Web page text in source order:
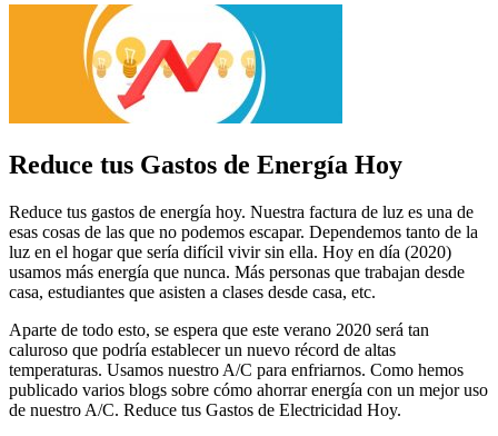
Postpago
Quiénes Somos
Reduce tus Gastos de Energía Hoy
Reduce tus gastos de energía hoy. Nuestra factura de luz es una de
esas cosas de las que no podemos escapar. Dependemos tanto de la
luz en el hogar que sería difícil vivir sin ella. Hoy en día (2020)
usamos más energía que nunca. Más personas que trabajan desde
casa, estudiantes que asisten a clases desde casa, etc.
Aparte de todo esto, se espera que este verano 2020 será tan
caluroso que podría establecer un nuevo récord de altas
temperaturas. Usamos nuestro A/C para enfriarnos. Como hemos
publicado varios blogs sobre cómo ahorrar energía con un mejor uso
de nuestro A/C. Reduce tus Gastos de Electricidad Hoy.